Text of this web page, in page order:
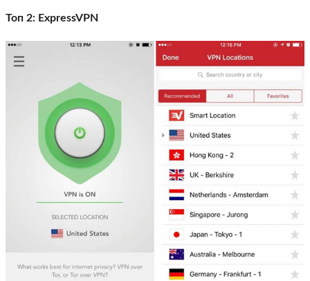
Топ 2: ExpressVPN